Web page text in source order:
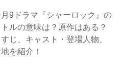
9ドラマ『シャーロック』の
ルの意味は？原作はある？
じ、キャスト・登場人物、
を紹介！